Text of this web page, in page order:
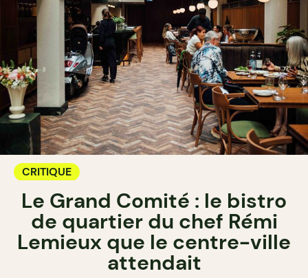
CRITIQUE
Le Grand Comité : le bistro
de quartier du chef Rémi
Lemieux que le centre-ville
attendait